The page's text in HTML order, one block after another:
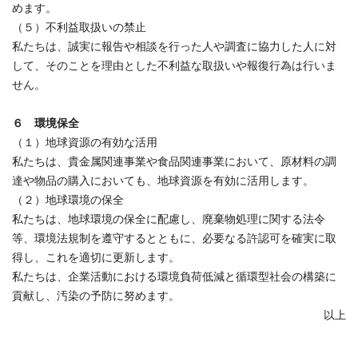
めます。
（５）不利益取扱いの禁止
私たちは、誠実に報告や相談を行った人や調査に協力した人に対
して、そのことを理由とした不利益な取扱いや報復行為は行いま
せん。
６ 環境保全
（１）地球資源の有効な活用
私たちは、貴金属関連事業や食品関連事業において、原材料の調
達や物品の購入においても、地球資源を有効に活用します。
（２）地球環境の保全
私たちは、地球環境の保全に配慮し、廃棄物処理に関する法令
等、環境法規制を遵守するとともに、必要なる許認可を確実に取
得し、これを適切に更新します。
私たちは、企業活動における環境負荷低減と循環型社会の構築に
貢献し、汚染の予防に努めます。
以上